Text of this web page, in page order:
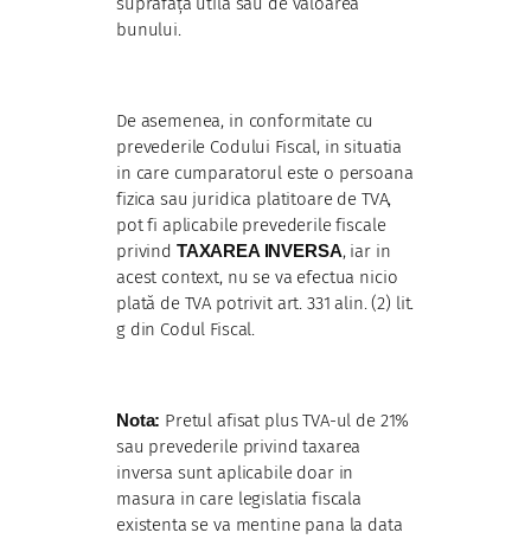
bunului.
De asemenea, in conformitate cu
prevederile Codului Fiscal, in situatia
in care cumparatorul este o persoana
fizica sau juridica platitoare de TVA,
pot fi aplicabile prevederile fiscale
privind TAXAREA INVERSA, iar in
acest context, nu se va efectua nicio
plată de TVA potrivit art. 331 alin. (2) lit.
g din Codul Fiscal.
Nota: Pretul afisat plus TVA-ul de 21%
sau prevederile privind taxarea
inversa sunt aplicabile doar in
masura in care legislatia fiscala
existenta se va mentine pana la data